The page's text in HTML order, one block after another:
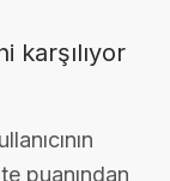
karşılıyor
puanından